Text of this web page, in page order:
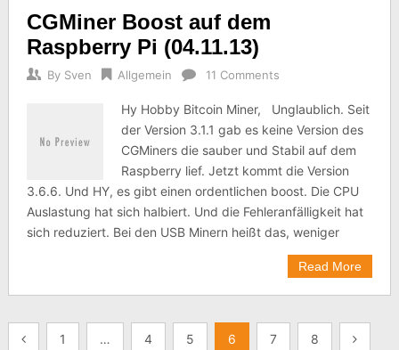
CGMiner Boost auf dem
Raspberry Pi (04.11.13)
By Sven Allgemein 11 Comments
Hy Hobby Bitcoin Miner, Unglaublich. Seit
der Version 3.1.1 gab es keine Version des
CGMiners die sauber und Stabil auf dem
Raspberry lief. Jetzt kommt die Version
3.6.6. Und HY, es gibt einen ordentlichen boost. Die CPU
Auslastung hat sich halbiert. Und die Fehleranfälligkeit hat
sich reduziert. Bei den USB Minern heißt das, weniger
Read More
Seitennummerierung
1 … 4 5 6 7 8